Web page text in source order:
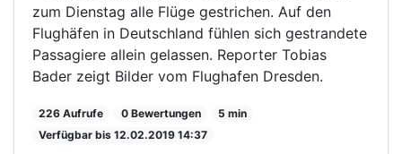
zum Dienstag alle Flüge gestrichen. Auf den
Flughäfen in Deutschland fühlen sich gestrandete
Passagiere allein gelassen. Reporter Tobias
Bader zeigt Bilder vom Flughafen Dresden.
226 Aufrufe 0 Bewertungen
5 min
Verfügbar bis 12.02.2019 14:37